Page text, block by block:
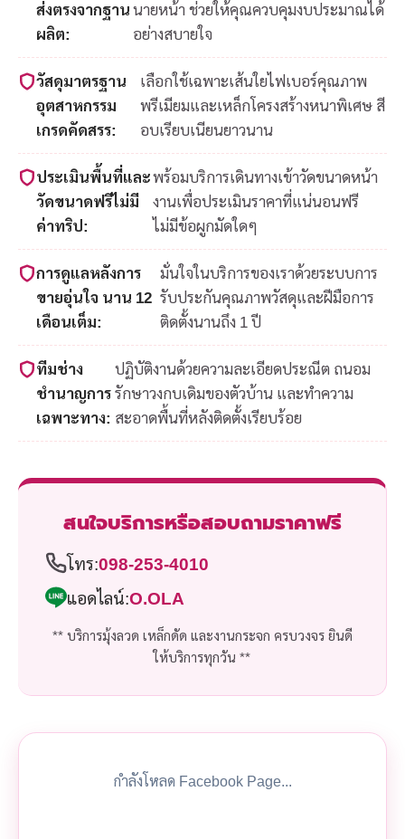
ส่งตรงจากฐาน
ผลิต:
นายหน้า ช่วยให้คุณควบคุมงบประมาณได้
อย่างสบายใจ
วัสดุมาตรฐาน
อุตสาหกรรม
เกรดคัดสรร:
เลือกใช้เฉพาะเส้นใยไฟเบอร์คุณภาพ
พรีเมียมและเหล็กโครงสร้างหนาพิเศษ สี
อบเรียบเนียนยาวนาน
ประเมินพื้นที่และ
วัดขนาดฟรีไม่มี
ค่าทริป:
พร้อมบริการเดินทางเข้าวัดขนาดหน้า
งานเพื่อประเมินราคาที่แน่นอนฟรี
ไม่มีข้อผูกมัดใดๆ
การดูแลหลังการ
ขายอุ่นใจ นาน 12
เดือนเต็ม:
มั่นใจในบริการของเราด้วยระบบการ
รับประกันคุณภาพวัสดุและฝีมือการ
ติดตั้งนานถึง 1 ปี
ทีมช่าง
ชำนาญการ
เฉพาะทาง:
ปฏิบัติงานด้วยความละเอียดประณีต ถนอม
รักษาวงกบเดิมของตัวบ้าน และทำความ
สะอาดพื้นที่หลังติดตั้งเรียบร้อย
สนใจบริการหรือสอบถามราคาฟรี
โทร:098-253-4010
แอดไลน์:O.OLA
** บริการมุ้งลวด เหล็กดัด และงานกระจก ครบวงจร ยินดี
ให้บริการทุกวัน **
กำลังโหลด Facebook Page...